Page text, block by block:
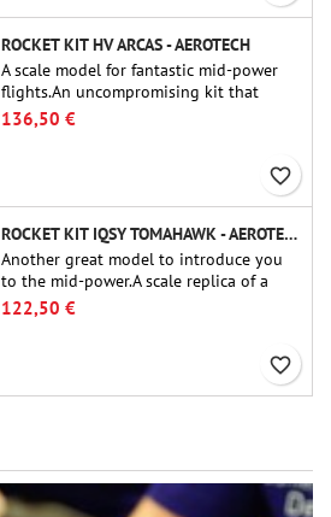
ROCKET KIT HV ARCAS - AEROTECH
A scale model for fantastic mid-power
flights.An uncompromising kit that
allows you to build a replica of one of
the most famous sounding-rocket ever.
136,50 €
favorite_border
ROCKET KIT IQSY TOMAHAWK - AEROTECH
Another great model to introduce you
to the mid-power.A scale replica of a
famous sounding rocket, small in size
and peefect to move to higher-level kits.
122,50 €
favorite_border